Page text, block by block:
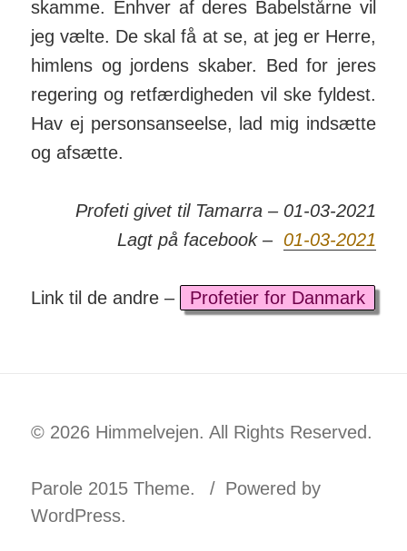
skamme. Enhver af deres Babels­tårne vil
jeg vælte. De skal få at se, at jeg er Herre,
himlens og jordens skaber. Bed for jeres
regering og ret­fær­dig­heden vil ske fyldest.
Hav ej personsanseelse, lad mig ind­sætte
og af­sætte.
Profeti givet til Tamarra – 01-03-2021
Lagt på facebook – 01-03-2021
Link til de andre – Profetier for Danmark
© 2026 Himmelvejen. All Rights Reserved.
Parole 2015 Theme.
Powered by
WordPress.